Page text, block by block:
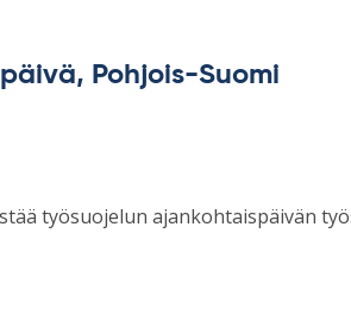
Pohjois-Suomi
työsuojelun ajankohtaispäivän